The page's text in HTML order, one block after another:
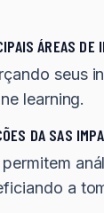
ÁREAS
seus
learning.
DA SAS
a